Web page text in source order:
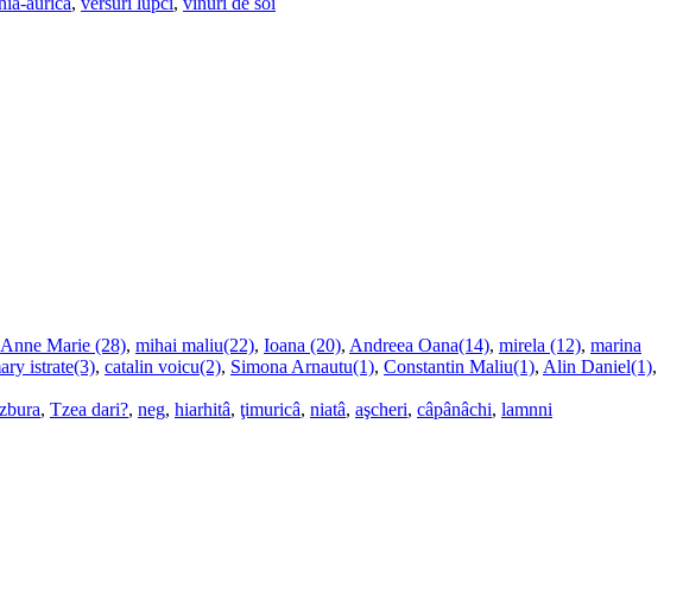
Anne Marie (28), mihai maliu(22), Ioana (20), Andreea Oana(14), mirela (12), marina
istrate(3), catalin voicu(2), Simona Arnautu(1), Constantin Maliu(1), Alin Daniel(1),
, Tzea dari?, neg, hiarhitâ, ţimuricâ, niatâ, aşcheri, câpânâchi, lamnni